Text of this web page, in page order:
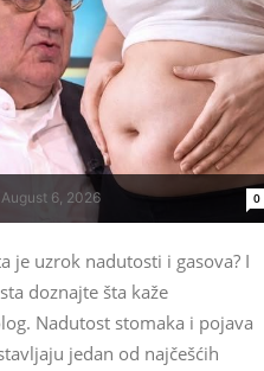
August 6, 2026 0
je uzrok nadutosti i gasova? I
doznajte šta kaže
Nadutost stomaka i pojava
jedan od najčešćih